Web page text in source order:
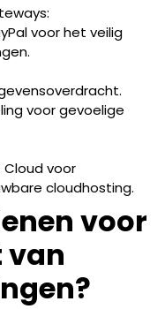
voor het veilig
voor gevoelige
Cloud voor
cloudhosting.
voor
van